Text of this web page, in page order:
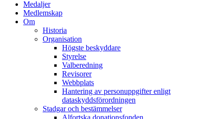
Medaljer
Medlemskap
Om
Historia
Organisation
Högste beskyddare
Styrelse
Valberedning
Revisorer
Webbplats
Hantering av personuppgifter enligt
dataskyddsförordningen
Stadgar och bestämmelser
Alfortska donationsfonden